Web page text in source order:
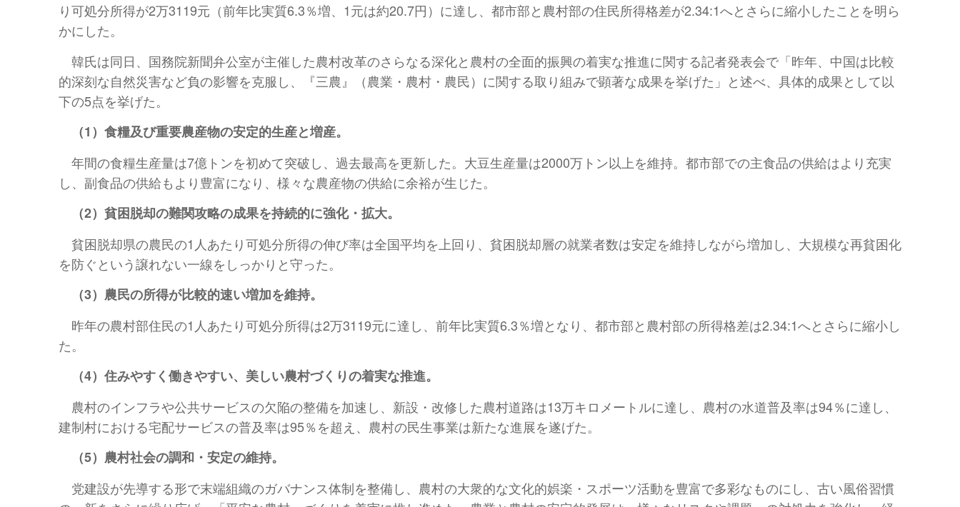
り可処分所得が2万3119元（前年比実質6.3％増、1元は約20.7円）に達し、都市部と農村部の住民所得格差が2.34:1へとさらに縮小したことを明ら
かにした。
韓氏は同日、国務院新聞弁公室が主催した農村改革のさらなる深化と農村の全面的振興の着実な推進に関する記者発表会で「昨年、中国は比較
的深刻な自然災害など負の影響を克服し、『三農』（農業・農村・農民）に関する取り組みで顕著な成果を挙げた」と述べ、具体的成果として以
下の5点を挙げた。
（1）食糧及び重要農産物の安定的生産と増産。
年間の食糧生産量は7億トンを初めて突破し、過去最高を更新した。大豆生産量は2000万トン以上を維持。都市部での主食品の供給はより充実
し、副食品の供給もより豊富になり、様々な農産物の供給に余裕が生じた。
（2）貧困脱却の難関攻略の成果を持続的に強化・拡大。
貧困脱却県の農民の1人あたり可処分所得の伸び率は全国平均を上回り、貧困脱却層の就業者数は安定を維持しながら増加し、大規模な再貧困化
を防ぐという譲れない一線をしっかりと守った。
（3）農民の所得が比較的速い増加を維持。
昨年の農村部住民の1人あたり可処分所得は2万3119元に達し、前年比実質6.3％増となり、都市部と農村部の所得格差は2.34:1へとさらに縮小し
た。
（4）住みやすく働きやすい、美しい農村づくりの着実な推進。
農村のインフラや公共サービスの欠陥の整備を加速し、新設・改修した農村道路は13万キロメートルに達し、農村の水道普及率は94％に達し、
建制村における宅配サービスの普及率は95％を超え、農村の民生事業は新たな進展を遂げた。
（5）農村社会の調和・安定の維持。
党建設が先導する形で末端組織のガバナンス体制を整備し、農村の大衆的な文化的娯楽・スポーツ活動を豊富で多彩なものにし、古い風俗習慣